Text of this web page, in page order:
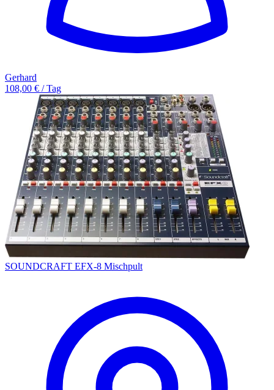
Gerhard
108,00 € / Tag
SOUNDCRAFT EFX-8 Mischpult